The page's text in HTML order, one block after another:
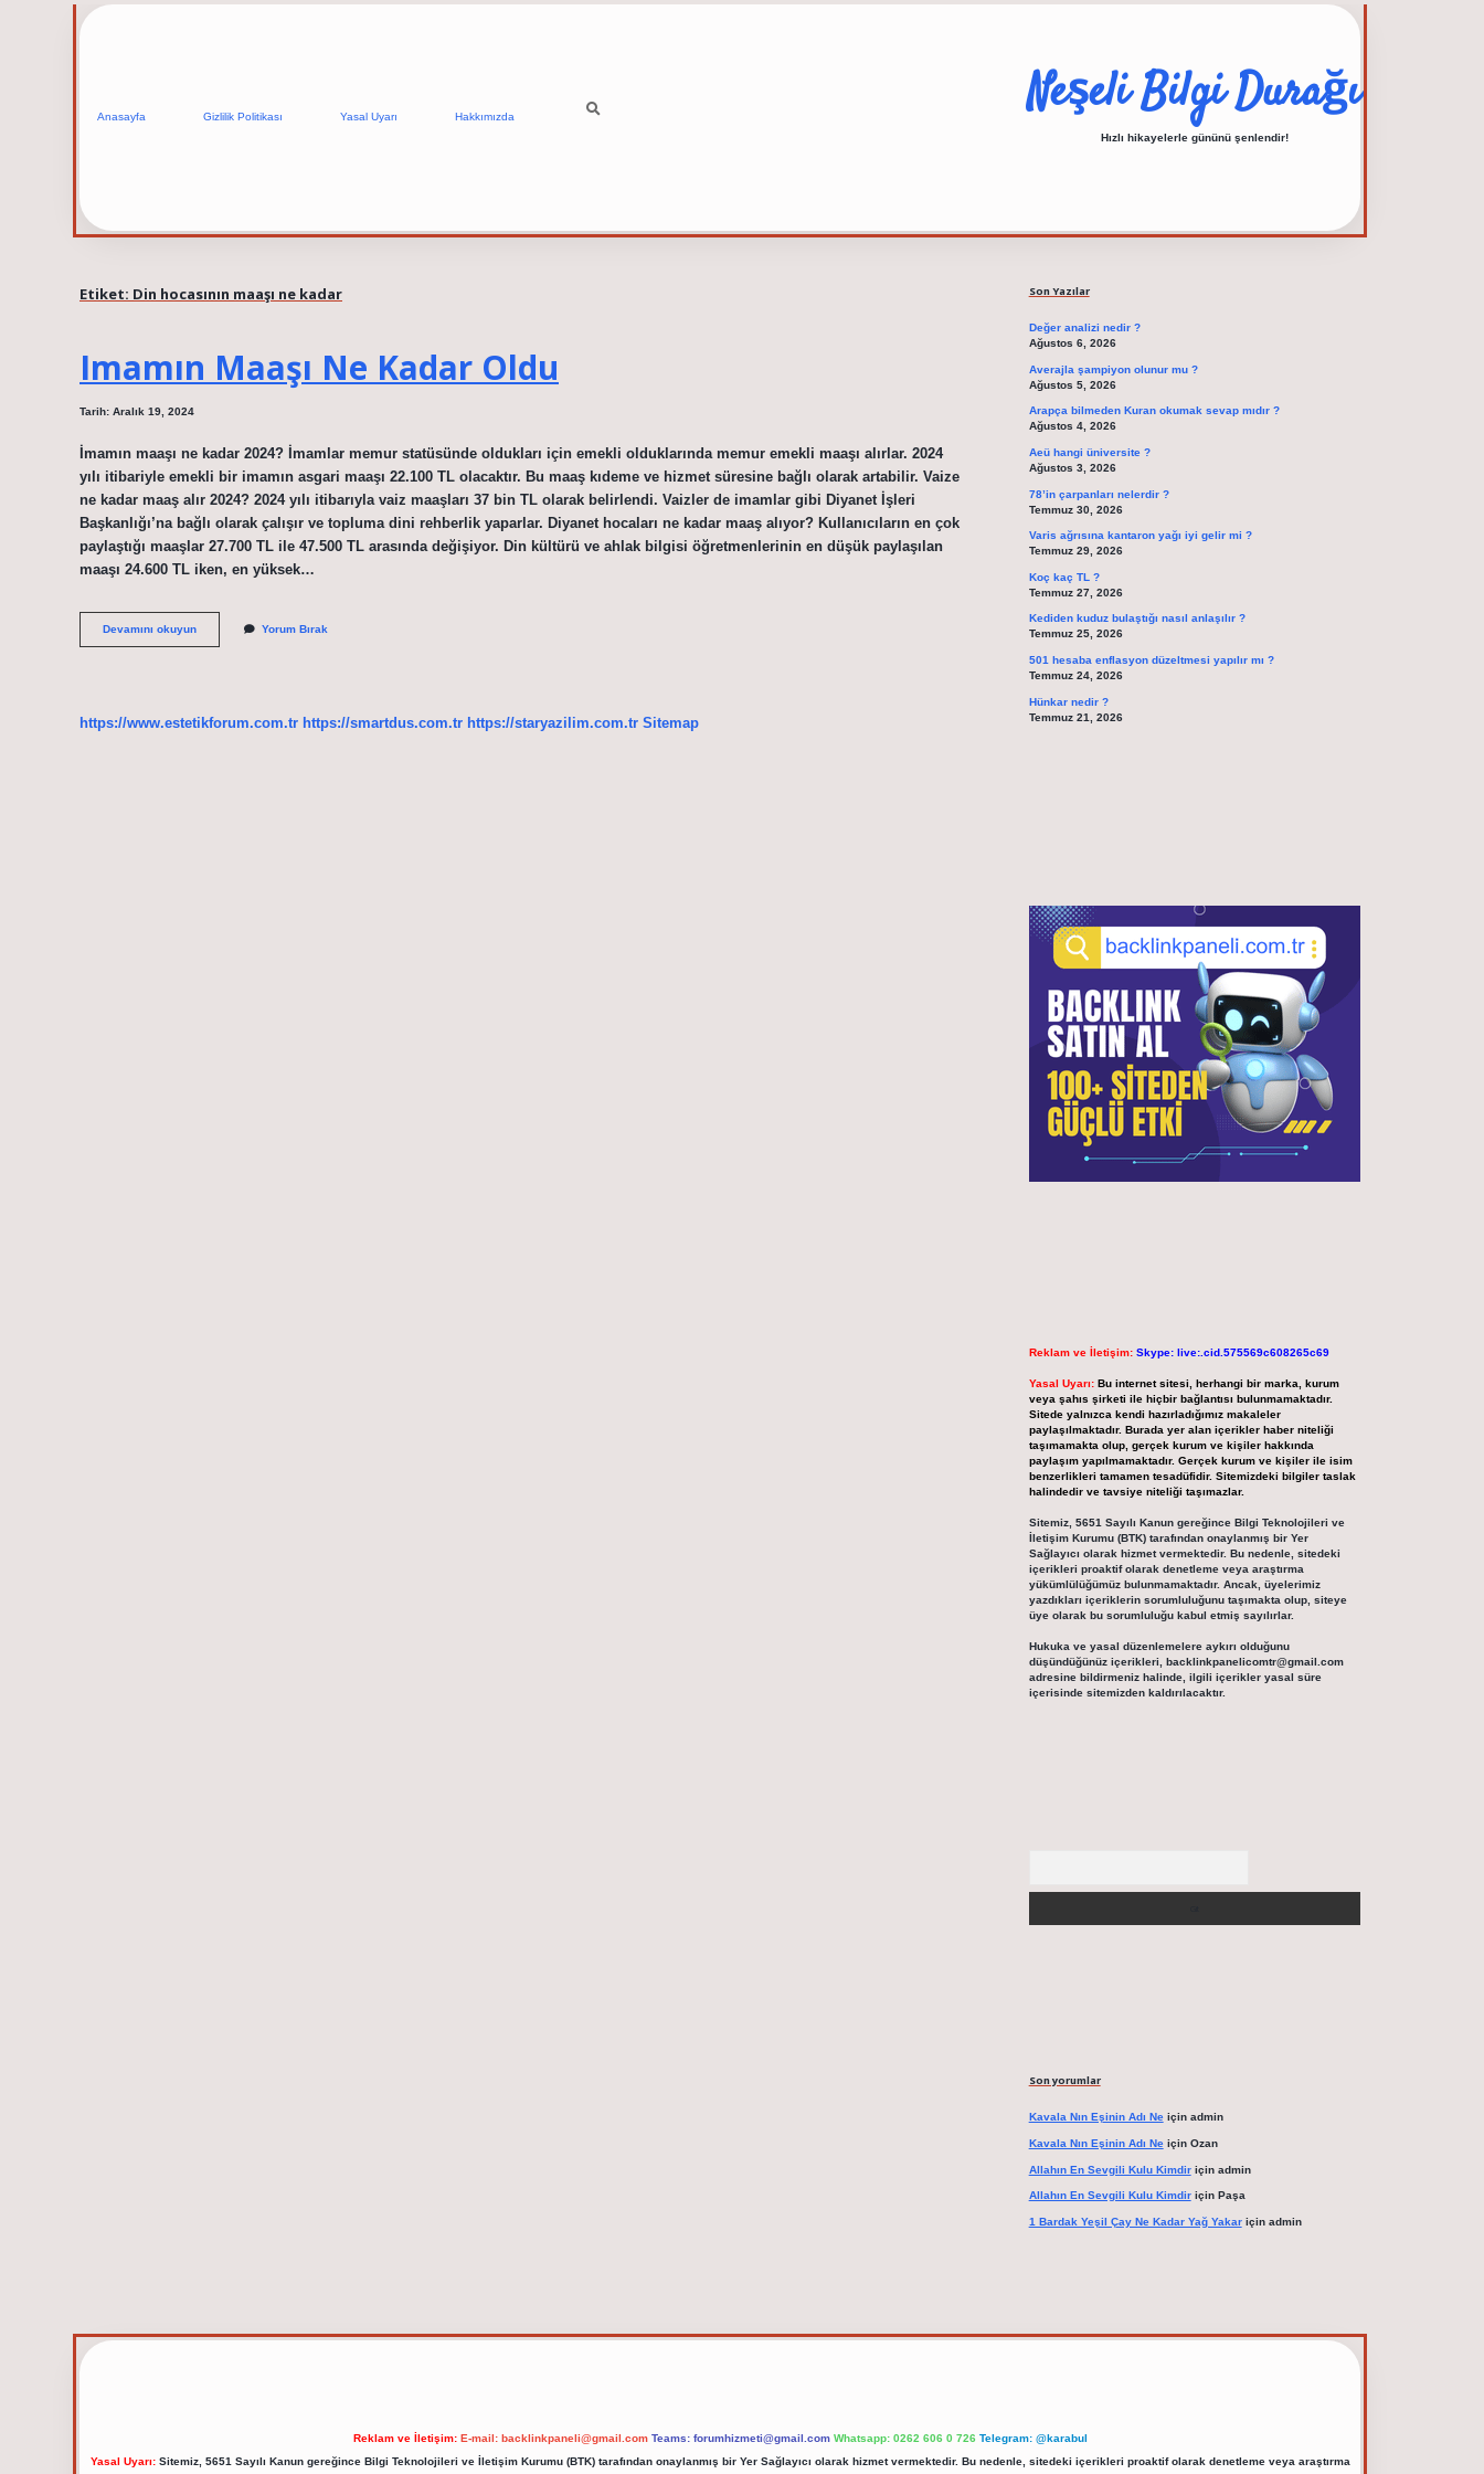
Anasayfa Gizlilik Politikası Yasal Uyarı Hakkımızda Neşeli Bilgi Durağı
Hızlı hikayelerle gününü şenlendir!
Etiket: Din hocasının maaşı ne kadar
Imamın Maaşı Ne Kadar Oldu
Tarih: Aralık 19, 2024
İmamın maaşı ne kadar 2024? İmamlar memur statüsünde oldukları için emekli olduklarında memur emekli maaşı alırlar. 2024
yılı itibariyle emekli bir imamın asgari maaşı 22.100 TL olacaktır. Bu maaş kıdeme ve hizmet süresine bağlı olarak artabilir. Vaize
ne kadar maaş alır 2024? 2024 yılı itibarıyla vaiz maaşları 37 bin TL olarak belirlendi. Vaizler de imamlar gibi Diyanet İşleri
Başkanlığı’na bağlı olarak çalışır ve topluma dini rehberlik yaparlar. Diyanet hocaları ne kadar maaş alıyor? Kullanıcıların en çok
paylaştığı maaşlar 27.700 TL ile 47.500 TL arasında değişiyor. Din kültürü ve ahlak bilgisi öğretmenlerinin en düşük paylaşılan
maaşı 24.600 TL iken, en yüksek…
Devamını okuyunImamın
Maaşı
Yorum Bırak
https://www.estetikforum.com.tr https://smartdus.com.tr https://staryazilim.com.tr Sitemap
Son Yazılar
Değer analizi nedir ?
Ağustos 6, 2026
Averajla şampiyon olunur mu ?
Ağustos 5, 2026
Arapça bilmeden Kuran okumak sevap mıdır ?
Ağustos 4, 2026
Aeü hangi üniversite ?
Ağustos 3, 2026
78’in çarpanları nelerdir ?
Temmuz 30, 2026
Varis ağrısına kantaron yağı iyi gelir mi ?
Temmuz 29, 2026
Koç kaç TL ?
Temmuz 27, 2026
Kediden kuduz bulaştığı nasıl anlaşılır ?
Temmuz 25, 2026
501 hesaba enflasyon düzeltmesi yapılır mı ?
Temmuz 24, 2026
Hünkar nedir ?
Temmuz 21, 2026
Reklam ve İletişim: Skype: live:.cid.575569c608265c69
Yasal Uyarı: Bu internet sitesi, herhangi bir marka, kurum
veya şahıs şirketi ile hiçbir bağlantısı bulunmamaktadır.
Sitede yalnızca kendi hazırladığımız makaleler
paylaşılmaktadır. Burada yer alan içerikler haber niteliği
taşımamakta olup, gerçek kurum ve kişiler hakkında
paylaşım yapılmamaktadır. Gerçek kurum ve kişiler ile isim
benzerlikleri tamamen tesadüfidir. Sitemizdeki bilgiler taslak
halindedir ve tavsiye niteliği taşımazlar.
Sitemiz, 5651 Sayılı Kanun gereğince Bilgi Teknolojileri ve
İletişim Kurumu (BTK) tarafından onaylanmış bir Yer
Sağlayıcı olarak hizmet vermektedir. Bu nedenle, sitedeki
içerikleri proaktif olarak denetleme veya araştırma
yükümlülüğümüz bulunmamaktadır. Ancak, üyelerimiz
yazdıkları içeriklerin sorumluluğunu taşımakta olup, siteye
üye olarak bu sorumluluğu kabul etmiş sayılırlar.
Hukuka ve yasal düzenlemelere aykırı olduğunu
düşündüğünüz içerikleri, backlinkpanelicomtr@gmail.com
adresine bildirmeniz halinde, ilgili içerikler yasal süre
içerisinde sitemizden kaldırılacaktır.
Son yorumlar
Kavala Nın Eşinin Adı Neiçin admin
Kavala Nın Eşinin Adı Neiçin Ozan
Allahın En Sevgili Kulu Kimdiriçin admin
Allahın En Sevgili Kulu Kimdiriçin Paşa
1 Bardak Yeşil Çay Ne Kadar Yağ Yakariçin admin
elexbet güncel adresi
Reklam ve İletişim: E-mail: backlinkpaneli@gmail.com Teams: forumhizmeti@gmail.com Whatsapp: 0262 606 0 726 Telegram: @karabul
Yasal Uyarı:Sitemiz, 5651 Sayılı Kanun gereğince Bilgi Teknolojileri ve İletişim Kurumu (BTK) tarafından onaylanmış bir Yer Sağlayıcı olarak hizmet vermektedir. Bu nedenle, sitedeki içerikleri proaktif olarak denetleme veya araştırma